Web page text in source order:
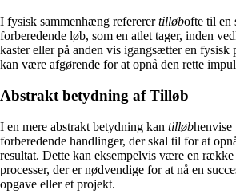
I fysisk sammenhæng refererertilløbofte til en
forberedende løb, som en atlet tager, inden
kaster eller på anden vis igangsætter en
kan være afgørende for at opnå den rette
Abstrakt betydning af Tilløb
I en mere abstrakt betydning kan tilløbhenvise
forberedende handlinger, der skal til for at
resultat. Dette kan eksempelvis være en
processer, der er nødvendige for at nå en
opgave eller et projekt.